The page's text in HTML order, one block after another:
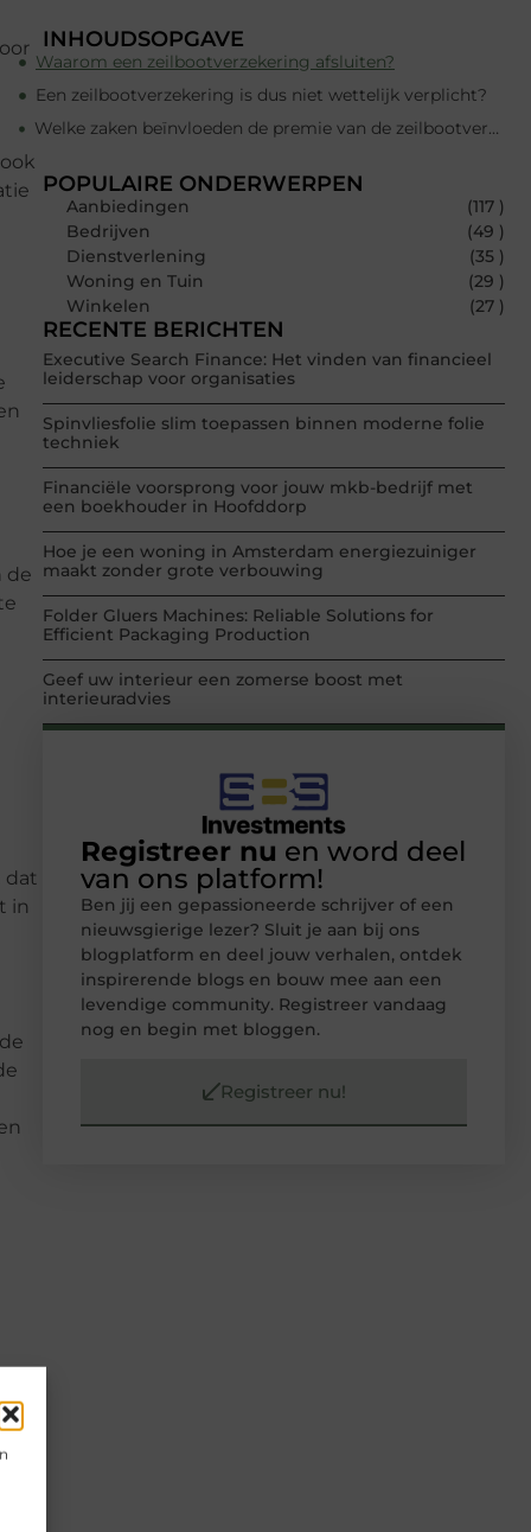
de
dat
in
INHOUDSOPGAVE
Waarom een zeilbootverzekering afsluiten?
Een zeilbootverzekering is dus niet wettelijk verplicht?
Welke zaken beïnvloeden de premie van de zeilbootverzekering?
POPULAIRE ONDERWERPEN
Aanbiedingen
(117 )
Bedrijven
(49 )
Dienstverlening
(35 )
Woning en Tuin
(29 )
Winkelen
(27 )
RECENTE BERICHTEN
Executive Search Finance: Het vinden van financieel
leiderschap voor organisaties
Spinvliesfolie slim toepassen binnen moderne folie
techniek
Financiële voorsprong voor jouw mkb-bedrijf met
een boekhouder in Hoofddorp
Hoe je een woning in Amsterdam energiezuiniger
maakt zonder grote verbouwing
Folder Gluers Machines: Reliable Solutions for
Efficient Packaging Production
Geef uw interieur een zomerse boost met
interieuradvies
Registreer nu en word deel
van ons platform!
Ben jij een gepassioneerde schrijver of een
nieuwsgierige lezer? Sluit je aan bij ons
blogplatform en deel jouw verhalen, ontdek
inspirerende blogs en bouw mee aan een
levendige community. Registreer vandaag
nog en begin met bloggen.
Registreer nu!